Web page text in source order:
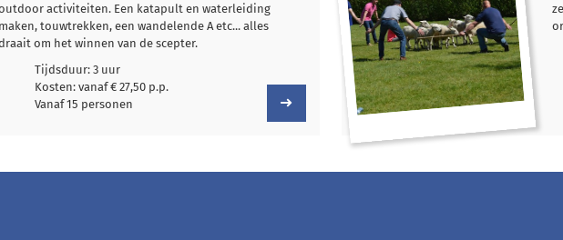
activiteiten. Een katapult en waterleiding
maken, touwtrekken, een wandelende A etc... alles
om het winnen van de scepter.
Tijdsduur: 3 uur
Kosten: vanaf € 27,50 p.p.
Vanaf 15 personen